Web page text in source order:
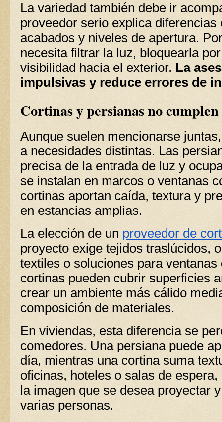
La variedad también debe ir
proveedor serio explica
acabados y niveles de apertura.
necesita filtrar la luz, bloquearla
visibilidad hacia el exterior. La
impulsivas y reduce errores de
Cortinas y persianas no
Aunque suelen mencionarse
a necesidades distintas. Las
precisa de la entrada de luz y
se instalan en marcos o ventanas
cortinas aportan caída, textura y
en estancias amplias.
La elección de un proveedor de
proyecto exige tejidos traslúcidos,
textiles o soluciones para
cortinas pueden cubrir superficies
crear un ambiente más cálido
composición de materiales.
En viviendas, esta diferencia se
comedores. Una persiana puede
día, mientras una cortina suma
oficinas, hoteles o salas de
la imagen que se desea proyectar
varias personas.